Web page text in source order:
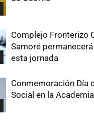
Complejo Fronterizo
Samoré
esta jornada
Conmemoración Día
Social en la Academia